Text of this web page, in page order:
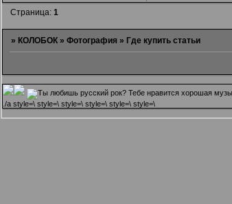
Страница: 1
» КОЛОБОК » Фотография » Где купить статьи
/a style=\ style=\ style=\ style=\ style=\ style=\